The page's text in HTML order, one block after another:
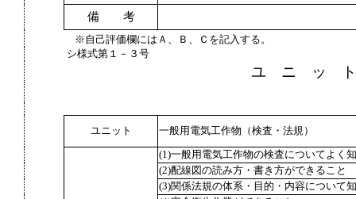
備 考
※自己評価欄にはＡ、Ｂ、Ｃを記入する。
シ様式第１－３号
ユ ニ ッ
ユニット 一般用電気工作物（検査・法規）
(1)一般用電気工作物の検査についてよく
(2)配線図の読み方・書き方ができること
(3)関係法規の体系・目的・内容について